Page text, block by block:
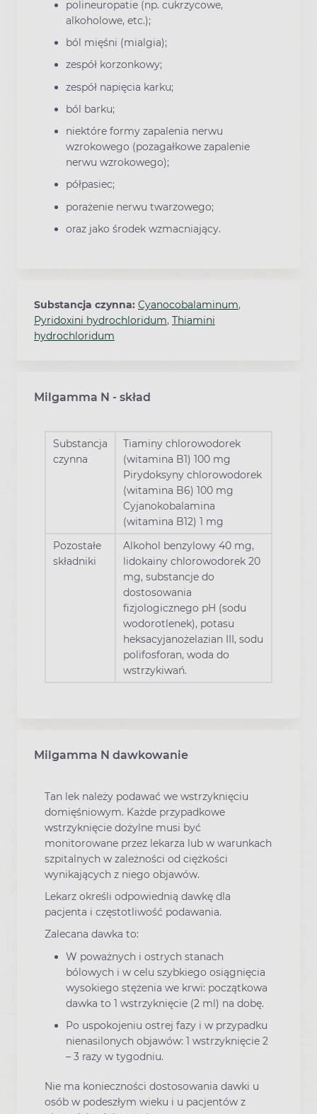
polineuropatie (np. cukrzycowe,
alkoholowe, etc.);
ból mięśni (mialgia);
zespół korzonkowy;
zespół napięcia karku;
ból barku;
niektóre formy zapalenia nerwu
wzrokowego (pozagałkowe zapalenie
nerwu wzrokowego);
półpasiec;
porażenie nerwu twarzowego;
oraz jako środek wzmacniający.
Substancja czynna: Cyanocobalaminum,
Pyridoxini hydrochloridum, Thiamini
hydrochloridum
Milgamma N - skład
Substancja
czynna
Tiaminy chlorowodorek
(witamina B1) 100 mg
Pirydoksyny chlorowodorek
(witamina B6) 100 mg
Cyjanokobalamina
(witamina B12) 1 mg
Pozostałe
składniki
Alkohol benzylowy 40 mg,
lidokainy chlorowodorek 20
mg, substancje do
dostosowania
fizjologicznego pH (sodu
wodorotlenek), potasu
heksacyjanożelazian III, sodu
polifosforan, woda do
wstrzykiwań.
Milgamma N dawkowanie
Tan lek należy podawać we wstrzyknięciu
domięśniowym. Każde przypadkowe
wstrzyknięcie dożylne musi być
monitorowane przez lekarza lub w warunkach
szpitalnych w zależności od ciężkości
wynikających z niego objawów.
Lekarz określi odpowiednią dawkę dla
pacjenta i częstotliwość podawania.
Zalecana dawka to:
W poważnych i ostrych stanach
bólowych i w celu szybkiego osiągnięcia
wysokiego stężenia we krwi: początkowa
dawka to 1 wstrzyknięcie (2 ml) na dobę.
Po uspokojeniu ostrej fazy i w przypadku
nienasilonych objawów: 1 wstrzyknięcie 2
– 3 razy w tygodniu.
Nie ma konieczności dostosowania dawki u
osób w podeszłym wieku i u pacjentów z